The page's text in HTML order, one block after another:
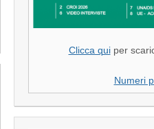
Clicca quiper
Numeri